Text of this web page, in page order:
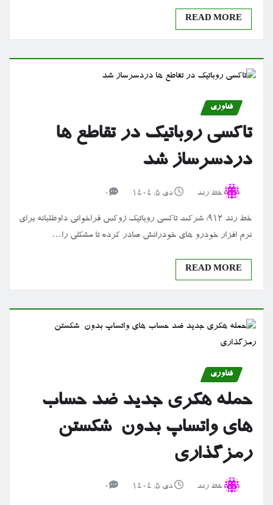
READ MORE
فناوری
تاکسی روباتیک در تقاطع ها
دردسرساز شد
خط رند دی ۵, ۱۴۰۴ 0
خط رند 912: شرکت تاکسی روباتیک زوکس فراخوانی داوطلبانه برای
نرم افزار خودرو های خودرانش صادر کرده تا مشکلی را…
READ MORE
فناوری
حمله هکری جدید ضد حساب
های واتساپ بدون شکستن
رمزگذاری
خط رند دی ۵, ۱۴۰۴ 0